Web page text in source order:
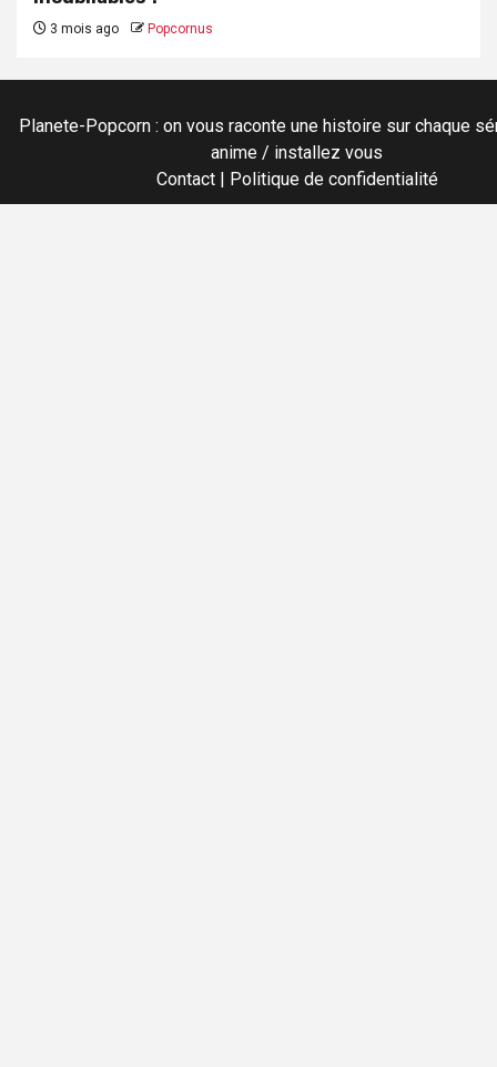
3 mois ago Popcornus
Planete-Popcorn : on vous raconte une histoire sur chaque
anime / installez vous
Contact| Politique de confidentialité